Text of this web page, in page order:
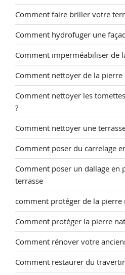
Comment faire briller votre
Comment hydrofuger une
Comment imperméabiliser de
Comment nettoyer de la pierre
Comment nettoyer les
?
Comment nettoyer une
Comment poser du carrelage
Comment poser un dallage en
terrasse
comment protéger de la pierre
Comment protéger la pierre
Comment rénover votre
Comment restaurer du